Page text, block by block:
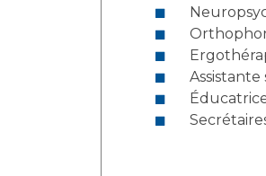
Assistante